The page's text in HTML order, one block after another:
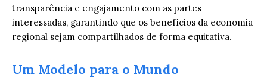
transparência e engajamento com as partes
interessadas, garantindo que os benefícios da economia
regional sejam compartilhados de forma equitativa.
Um Modelo para o Mundo